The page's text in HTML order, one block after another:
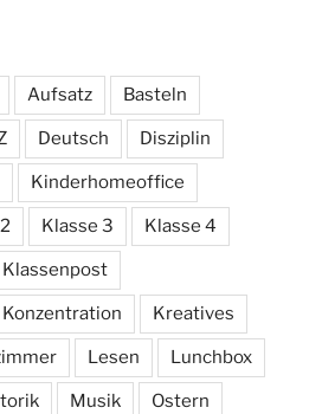
Aufsatz Basteln
Deutsch Disziplin
Kinderhomeoffice
Klasse 3 Klasse 4
Klassenpost
Konzentration Kreatives
Lesen Lunchbox
Musik Ostern